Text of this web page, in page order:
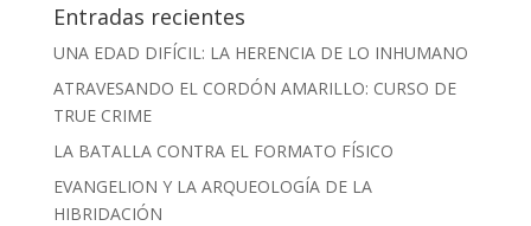
Entradas recientes
UNA EDAD DIFÍCIL: LA HERENCIA DE LO INHUMANO
ATRAVESANDO EL CORDÓN AMARILLO: CURSO DE
TRUE CRIME
LA BATALLA CONTRA EL FORMATO FÍSICO
EVANGELION Y LA ARQUEOLOGÍA DE LA
HIBRIDACIÓN